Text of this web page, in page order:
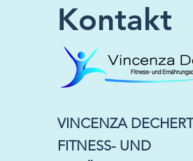
Kontakt
VINCENZA DECHERT
FITNESS- UND